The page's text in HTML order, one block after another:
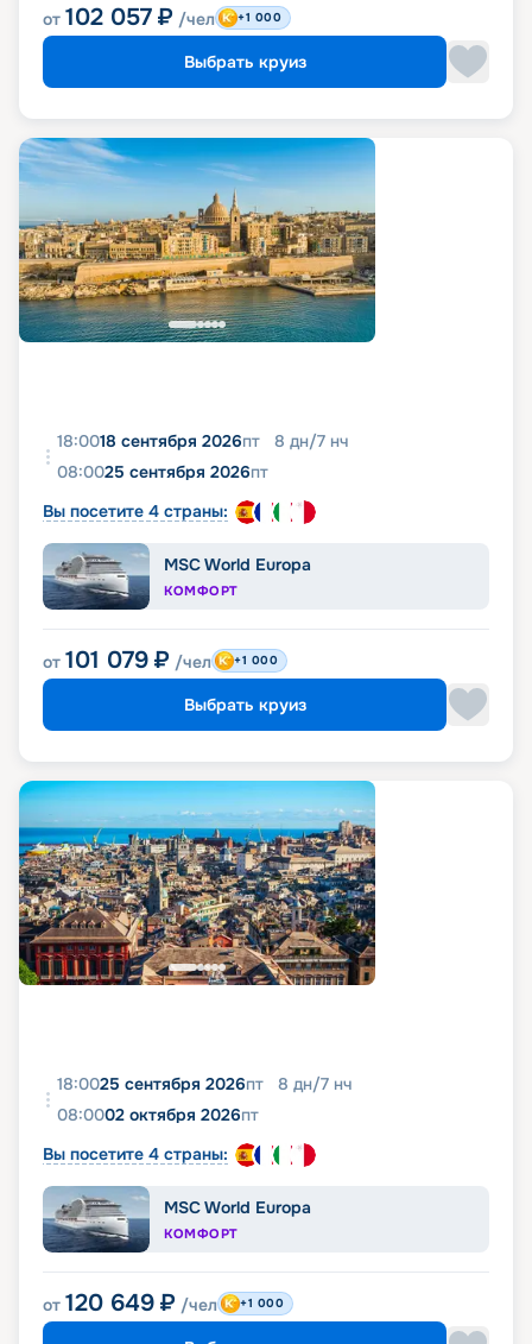
от 102 057 ₽ /чел +1 000
Выбрать круиз
18:0018 сентября 2026пт 8 дн/7 нч
08:0025 сентября 2026пт
Вы посетите 4 страны:
MSC World Europa
КОМФОРТ
от 101 079 ₽ /чел +1 000
Выбрать круиз
18:0025 сентября 2026пт 8 дн/7 нч
08:0002 октября 2026пт
Вы посетите 4 страны:
MSC World Europa
КОМФОРТ
от 120 649 ₽ /чел +1 000